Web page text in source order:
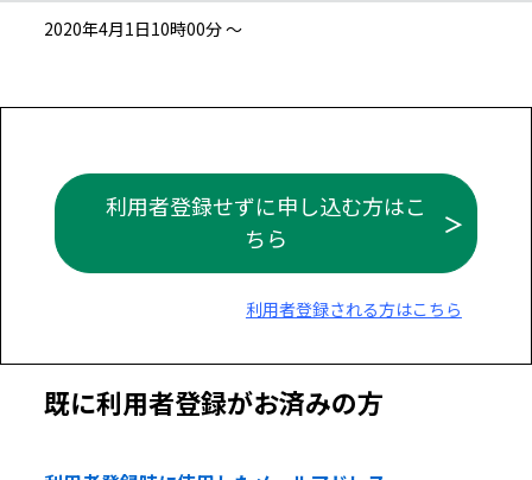
2020年4月1日10時00分 ～
利用者登録せずに申し込む方はこ
ちら
利用者登録される方はこちら
既に利用者登録がお済みの方